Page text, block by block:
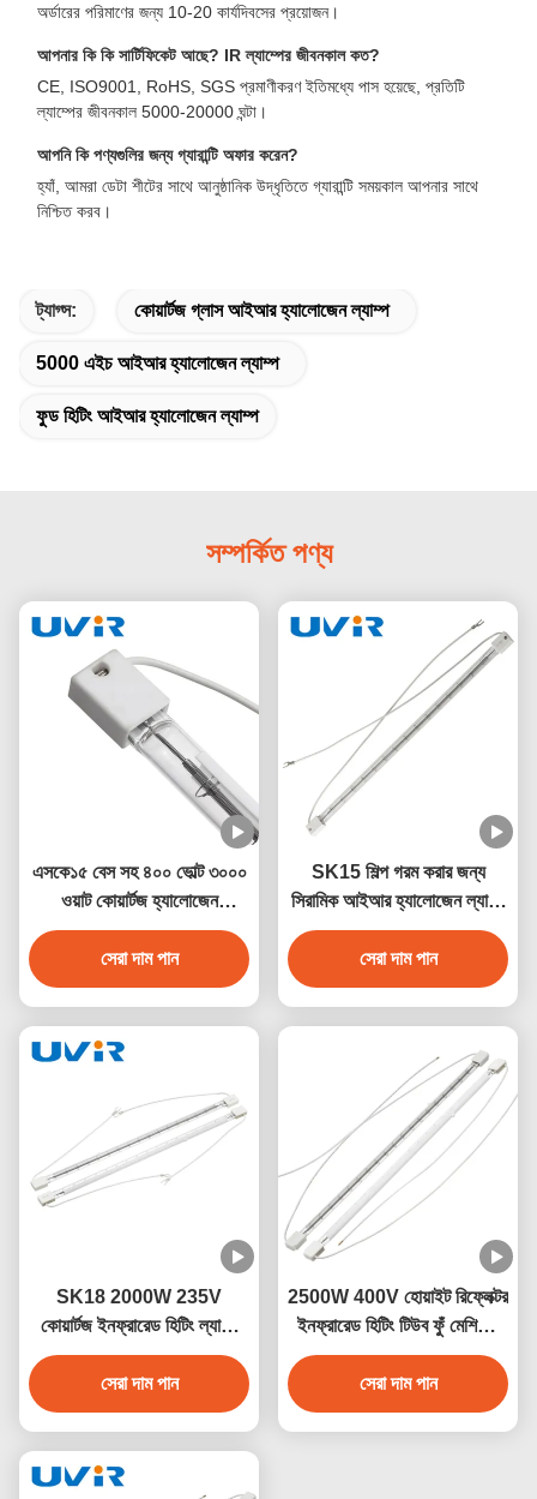
অর্ডারের পরিমাণের জন্য 10-20 কার্যদিবসের প্রয়োজন।
আপনার কি কি সার্টিফিকেট আছে? IR ল্যাম্পের জীবনকাল কত?
CE, ISO9001, RoHS, SGS প্রমাণীকরণ ইতিমধ্যে পাস হয়েছে, প্রতিটি
ল্যাম্পের জীবনকাল 5000-20000 ঘন্টা।
আপনি কি পণ্যগুলির জন্য গ্যারান্টি অফার করেন?
হ্যাঁ, আমরা ডেটা শীটের সাথে আনুষ্ঠানিক উদ্ধৃতিতে গ্যারান্টি সময়কাল আপনার সাথে
নিশ্চিত করব।
ট্যাগ্স: কোয়ার্টজ গ্লাস আইআর হ্যালোজেন ল্যাম্প
5000 এইচ আইআর হ্যালোজেন ল্যাম্প
ফুড হিটিং আইআর হ্যালোজেন ল্যাম্প
সম্পর্কিত পণ্য
এসকে১৫ বেস সহ ৪০০ ভোল্ট ৩০০০
ওয়াট কোয়ার্টজ হ্যালোজেন
ইনফ্রারেড হিটার ল্যাম্প
সেরা দাম পান
SK15 শিল্প গরম করার জন্য
সিরামিক আইআর হ্যালোজেন ল্যাম্প
3000W 400V
সেরা দাম পান
SK18 2000W 235V
কোয়ার্টজ ইনফ্রারেড হিটিং ল্যাম্প
শিল্প শুকানোর জন্য
সেরা দাম পান
2500W 400V হোয়াইট রিফ্লেক্টর
ইনফ্রারেড হিটিং টিউব ফুঁ মেশিনের
জন্য
সেরা দাম পান